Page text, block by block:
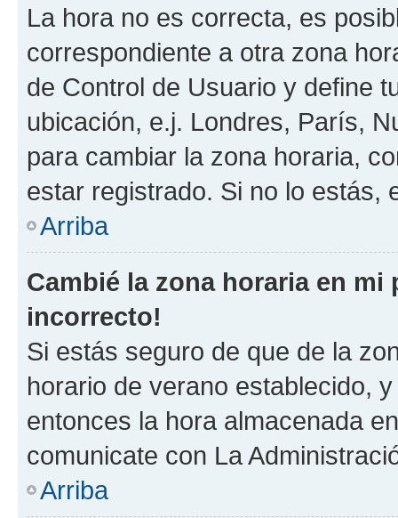
La hora no es correcta, es
correspondiente a otra zona
de Control de Usuario y define
ubicación, e.j. Londres, París,
para cambiar la zona horaria,
estar registrado. Si no lo estás,
Arriba
Cambié la zona horaria en
incorrecto!
Si estás seguro de que de la
horario de verano establecido,
entonces la hora almacenada
comunicate con La
Arriba